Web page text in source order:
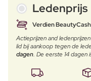
Ledenprijs
Verdien
Actieprijzen and
lid bij aankoop tegen de
dagen. De eerste 14 dagen